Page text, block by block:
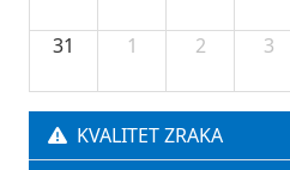
31 1 2 3
KVALITET ZRAKA